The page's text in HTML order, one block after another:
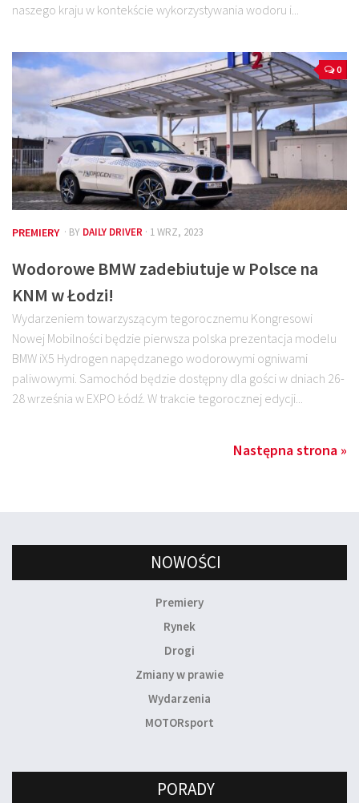
naszego kraju w kontekście wykorzystywania wodoru i...
0
PREMIERY · BY DAILY DRIVER · 1 WRZ, 2023
Wodorowe BMW zadebiutuje w Polsce na
KNM w Łodzi!
Wydarzeniem towarzyszącym tegorocznemu Kongresowi
Nowej Mobilności będzie pierwsza polska prezentacja modelu
BMW iX5 Hydrogen napędzanego wodorowymi ogniwami
paliwowymi. Samochód będzie dostępny dla gości w dniach 26-
28 września w EXPO Łódź. W trakcie tegorocznej edycji...
Następna strona »
NOWOŚCI
Premiery
Rynek
Drogi
Zmiany w prawie
Wydarzenia
MOTORsport
PORADY